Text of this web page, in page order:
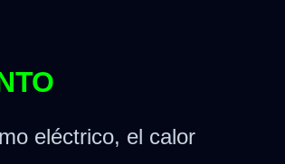
eléctrico, el calor